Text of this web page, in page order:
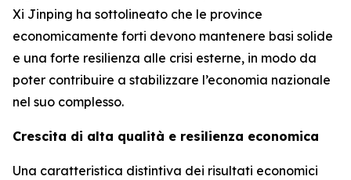
Xi Jinping ha sottolineato che le province
economicamente forti devono mantenere basi solide
e una forte resilienza alle crisi esterne, in modo da
poter contribuire a stabilizzare l’economia nazionale
nel suo complesso.
Crescita di alta qualità e resilienza economica
Una caratteristica distintiva dei risultati economici